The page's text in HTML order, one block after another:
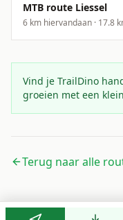
MTB route Liessel
6 km hiervandaan · 17.8
Vind je TrailDino
groeien met een
Terug naar alle